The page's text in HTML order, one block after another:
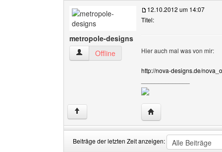
metropole-designs
metropole-designs Benutzer-Profile anzeigen
Offline
12.10.2012 um 14:07
Titel:
Hier auch mal was von mir:
http://nova-designs.de/
↑ Website dieses
Beiträge der letzten Zeit anzeigen: